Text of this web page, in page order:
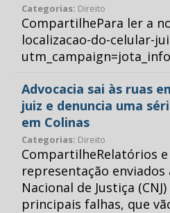
Categorias: Direito
CompartilhePara ler a
localizacao-do-celular-
Advocacia sai às ruas
juiz e denuncia uma
em Colinas
Categorias: Direito
CompartilheRelatórios
representação enviados
Nacional de Justiça
principais falhas, que